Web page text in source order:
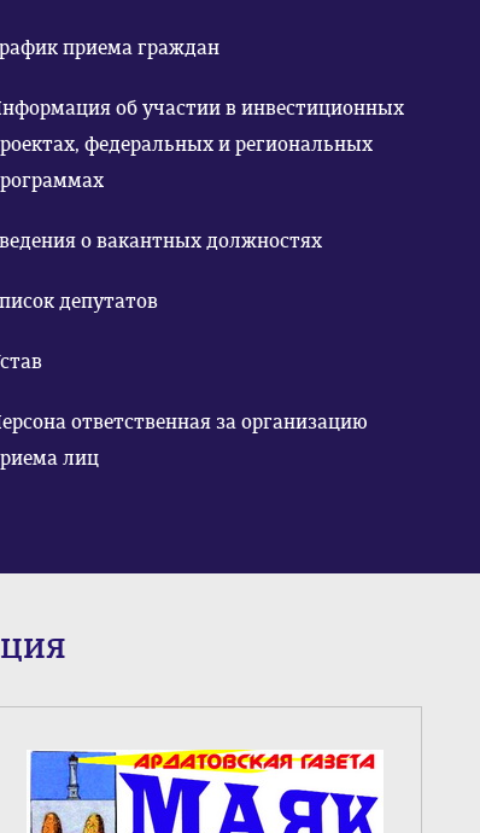
приема граждан
об участии в инвестиционных
федеральных и региональных
о вакантных должностях
депутатов
ответственная за организацию
лиц